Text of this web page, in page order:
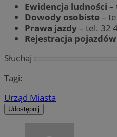
Ewidencja ludności –
Dowody osobiste–
Prawa jazdy– tel. 32
Rejestracja pojazdów
Słuchaj
Tagi:
Urząd Miasta
Udostępnij